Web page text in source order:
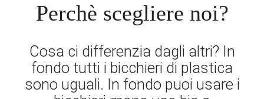
Perchè scegliere noi?
Cosa ci differenzia dagli altri? In
fondo tutti i bicchieri di plastica
sono uguali. In fondo puoi usare i